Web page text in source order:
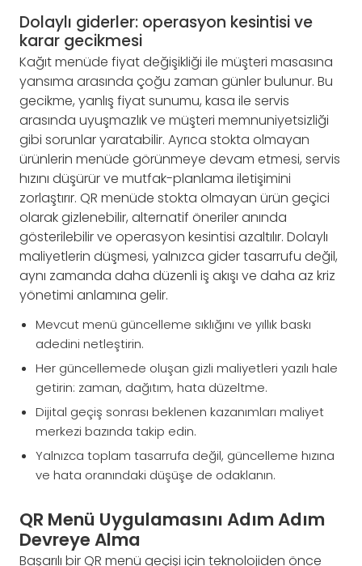
Dolaylı giderler: operasyon kesintisi ve
karar gecikmesi
Kağıt menüde fiyat değişikliği ile müşteri masasına
yansıma arasında çoğu zaman günler bulunur. Bu
gecikme, yanlış fiyat sunumu, kasa ile servis
arasında uyuşmazlık ve müşteri memnuniyetsizliği
gibi sorunlar yaratabilir. Ayrıca stokta olmayan
ürünlerin menüde görünmeye devam etmesi, servis
hızını düşürür ve mutfak-planlama iletişimini
zorlaştırır. QR menüde stokta olmayan ürün geçici
olarak gizlenebilir, alternatif öneriler anında
gösterilebilir ve operasyon kesintisi azaltılır. Dolaylı
maliyetlerin düşmesi, yalnızca gider tasarrufu değil,
aynı zamanda daha düzenli iş akışı ve daha az kriz
yönetimi anlamına gelir.
Mevcut menü güncelleme sıklığını ve yıllık baskı
adedini netleştirin.
Her güncellemede oluşan gizli maliyetleri yazılı hale
getirin: zaman, dağıtım, hata düzeltme.
Dijital geçiş sonrası beklenen kazanımları maliyet
merkezi bazında takip edin.
Yalnızca toplam tasarrufa değil, güncelleme hızına
ve hata oranındaki düşüşe de odaklanın.
QR Menü Uygulamasını Adım Adım
Devreye Alma
Başarılı bir QR menü geçişi için teknolojiden önce